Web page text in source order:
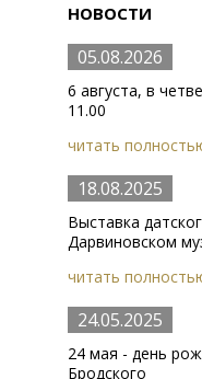
НОВОСТИ
05.08.2026
6 августа, в
11.00
читать
18.08.2025
Выставка
Дарвиновском
читать
24.05.2025
24 мая - день
Бродского